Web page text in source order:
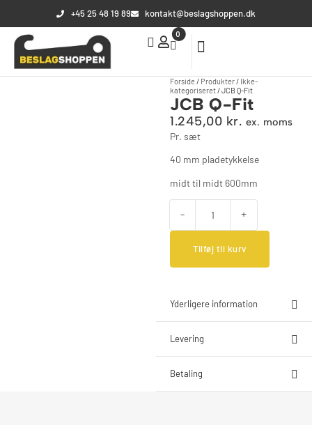
+45 25 48 19 89
kontakt@beslagshoppen.dk
0
Din kurv
Din kurv er tom
0,00kr.
Kasse
Forside/ Produkter/ Ikke-
kategoriseret/JCB Q-Fit
JCB Q-Fit
1.245,00 kr. ex. moms
Pr. sæt
40 mm pladetykkelse
midt til midt 600mm
- +
Tilføj til kurv
Yderligere information
Levering
Betaling